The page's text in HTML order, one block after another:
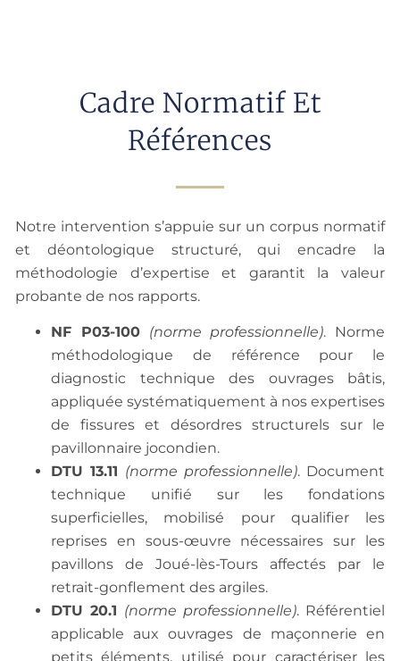
Cadre Normatif Et
Références
Notre intervention s’appuie sur un corpus normatif
et déontologique structuré, qui encadre la
méthodologie d’expertise et garantit la valeur
probante de nos rapports.
NF P03-100 (norme professionnelle). Norme
méthodologique de référence pour le
diagnostic technique des ouvrages bâtis,
appliquée systématiquement à nos expertises
de fissures et désordres structurels sur le
pavillonnaire jocondien.
DTU 13.11 (norme professionnelle). Document
technique unifié sur les fondations
superficielles, mobilisé pour qualifier les
reprises en sous-œuvre nécessaires sur les
pavillons de Joué-lès-Tours affectés par le
retrait-gonflement des argiles.
DTU 20.1 (norme professionnelle). Référentiel
applicable aux ouvrages de maçonnerie en
petits éléments, utilisé pour caractériser les